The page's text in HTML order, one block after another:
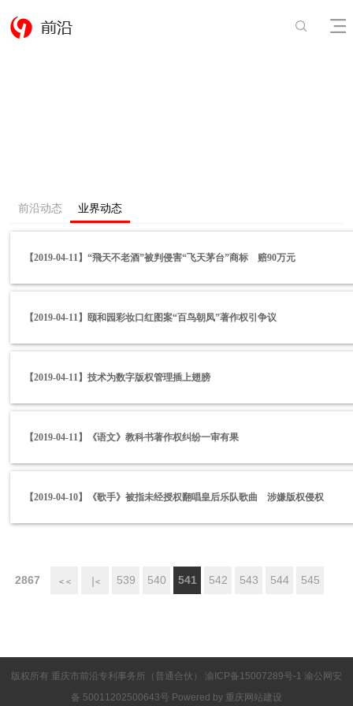
前沿动态 业界动态
【2019-04-11】“飛天不老酒”被判侵害“飞天茅台”商标 赔90万元
【2019-04-11】颐和园彩妆口红图案“百鸟朝凤”著作权引争议
【2019-04-11】技术为数字版权管理插上翅膀
【2019-04-11】《语文》教科书著作权纠纷一审有果
【2019-04-10】《歌手》被指未经授权翻唱皇后乐队歌曲 涉嫌版权侵权
2867 539 540 541 542 543 544 545
版权所有 重庆市前沿专利事务所（普通合伙） 渝ICP备15007289号-1 渝公网安
备 50011202500643号 Powered by 重庆网站建设